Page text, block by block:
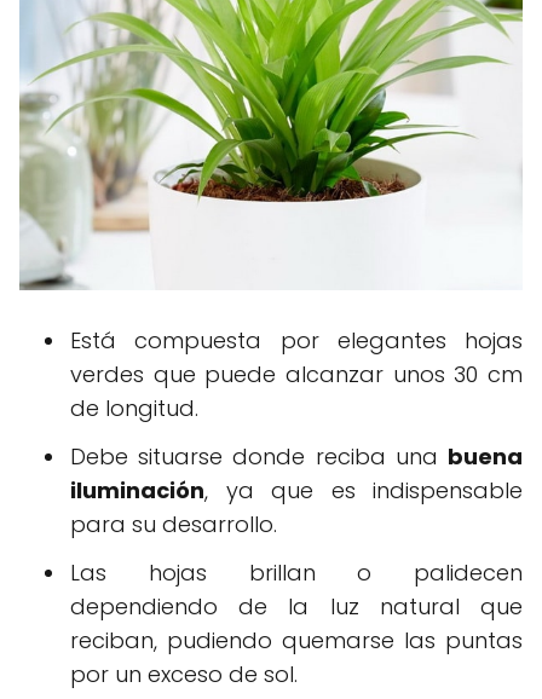
Está compuesta por elegantes hojas
verdes que puede alcanzar unos 30 cm
de longitud.
Debe situarse donde reciba una buena
iluminación, ya que es indispensable
para su desarrollo.
Las hojas brillan o palidecen
dependiendo de la luz natural que
reciban, pudiendo quemarse las puntas
por un exceso de sol.